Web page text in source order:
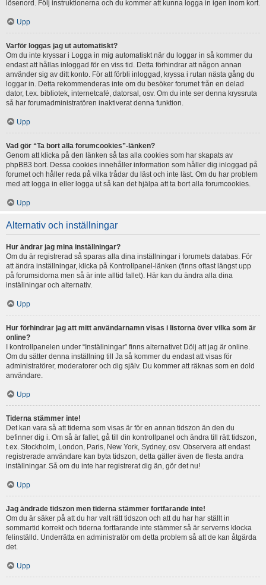
lösenord. Följ instruktionerna och du kommer att kunna logga in igen inom kort.
Upp
Varför loggas jag ut automatiskt?
Om du inte kryssar i Logga in mig automatiskt när du loggar in så kommer du
endast att hållas inloggad för en viss tid. Detta förhindrar att någon annan
använder sig av ditt konto. För att förbli inloggad, kryssa i rutan nästa gång du
loggar in. Detta rekommenderas inte om du besöker forumet från en delad
dator, t.ex. bibliotek, internetcafé, datorsal, osv. Om du inte ser denna kryssruta
så har forumadministratören inaktiverat denna funktion.
Upp
Vad gör “Ta bort alla forumcookies”-länken?
Genom att klicka på den länken så tas alla cookies som har skapats av
phpBB3 bort. Dessa cookies innehåller information som håller dig inloggad på
forumet och håller reda på vilka trådar du läst och inte läst. Om du har problem
med att logga in eller logga ut så kan det hjälpa att ta bort alla forumcookies.
Upp
Alternativ och inställningar
Hur ändrar jag mina inställningar?
Om du är registrerad så sparas alla dina inställningar i forumets databas. För
att ändra inställningar, klicka på Kontrollpanel-länken (finns oftast längst upp
på forumsidorna men så är inte alltid fallet). Här kan du ändra alla dina
inställningar och alternativ.
Upp
Hur förhindrar jag att mitt användarnamn visas i listorna över vilka som är
online?
I kontrollpanelen under “Inställningar” finns alternativet Dölj att jag är online.
Om du sätter denna inställning till Ja så kommer du endast att visas för
administratörer, moderatorer och dig själv. Du kommer att räknas som en dold
användare.
Upp
Tiderna stämmer inte!
Det kan vara så att tiderna som visas är för en annan tidszon än den du
befinner dig i. Om så är fallet, gå till din kontrollpanel och ändra till rätt tidszon,
t.ex. Stockholm, London, Paris, New York, Sydney, osv. Observera att endast
registrerade användare kan byta tidszon, detta gäller även de flesta andra
inställningar. Så om du inte har registrerat dig än, gör det nu!
Upp
Jag ändrade tidszon men tiderna stämmer fortfarande inte!
Om du är säker på att du har valt rätt tidszon och att du har har ställt in
sommartid korrekt och tiderna fortfarande inte stämmer så är serverns klocka
felinställd. Underrätta en administratör om detta problem så att de kan åtgärda
det.
Upp